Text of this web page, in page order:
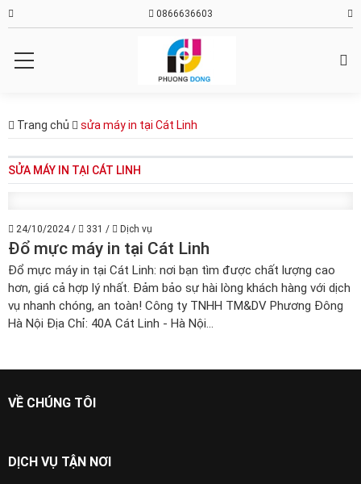
0866636603
Trang chủ sửa máy in tại Cát Linh
SỬA MÁY IN TẠI CÁT LINH
24/10/2024/ 331 / Dịch vụ
Đổ mực máy in tại Cát Linh
Đổ mực máy in tại Cát Linh: nơi bạn tìm được chất lượng cao
hơn, giá cả hợp lý nhất. Đảm bảo sự hài lòng khách hàng với dịch
vụ nhanh chóng, an toàn! Công ty TNHH TM&DV Phương Đông
Hà Nội Địa Chỉ: 40A Cát Linh - Hà Nội...
VỀ CHÚNG TÔI
DỊCH VỤ TẬN NƠI